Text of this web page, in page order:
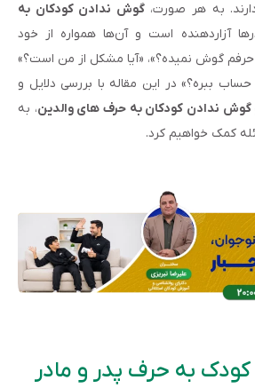
به هر صورت،گوش ندادن کودکان به
آزاردهنده است و آن‌ها همواره از خود
گوش نمیده؟»، «آیا مشکل از من است؟»
ببره؟» در این مقاله با بررسی دلایل و
ندادن کودکان به حرف های والدین، به
کمک خواهیم کرد.
به حرف پدر و مادر